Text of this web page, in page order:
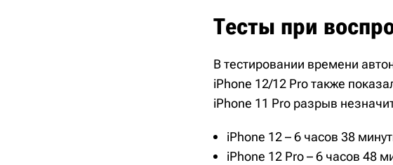
Тесты при
В тестировании времени
iPhone 12/12 Pro также
iPhone 11 Pro разрыв
iPhone 12 – 6 часов 38
iPhone 12 Pro – 6 часов 48